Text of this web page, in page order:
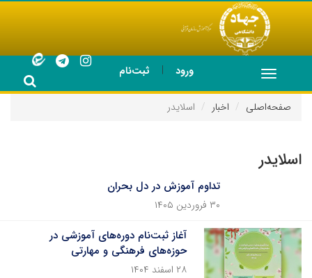
ورود | ثبت‌نام
Toggle
navigation
صفحه‌اصلی
اخبار اسلایدر
اسلایدر
تداوم آموزش در دل بحران
۳۰ فروردین ۱۴۰۵
آغاز ثبت‌نام دوره‌های آموزشی در
حوزه‌های فرهنگی و مهارتی
۲۸ اسفند ۱۴۰۴